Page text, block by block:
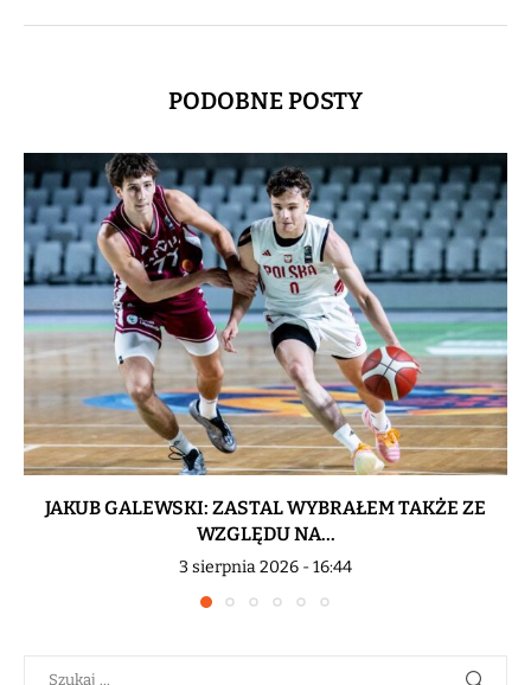
PODOBNE POSTY
JAKUB GALEWSKI: ZASTAL WYBRAŁEM TAKŻE ZE
WZGLĘDU NA...
3 sierpnia 2026 - 16:44